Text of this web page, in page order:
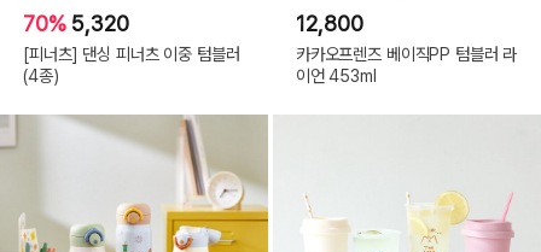
70% 5,320
[피너츠] 댄싱 피너츠 이중 텀블러
(4종)
12,800
카카오프렌즈 베이직PP 텀블러 라
이언 453ml